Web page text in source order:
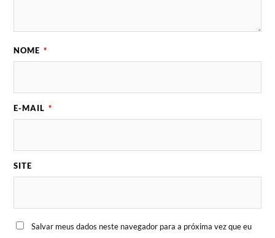
NOME *
E-MAIL *
SITE
Salvar meus dados neste navegador para a próxima vez que eu